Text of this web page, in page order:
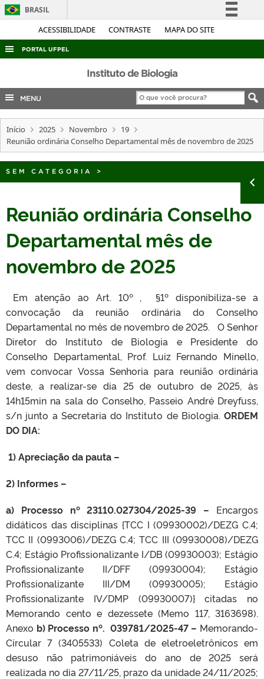
ACESSIBILIDADE CONTRASTE MAPA DO SITE
BRASIL
Simplifique!
Acesso à informação
Legislação
Canais
PORTAL UFPEL
ACESSO À INFORMAÇÃO
AUDITORIA
COBALTO
CONCURSOS
INTERNACIONAL
PORTARIAS
Instituto de Biologia
MENU
Início 2025 Novembro
19
Reunião ordinária Conselho Departamental mês de novembro de 2025
SEM CATEGORIA >
Reunião ordinária Conselho
Departamental mês de
novembro de 2025
Em atenção ao Art. 10º , §1º disponibiliza-se a
convocação da reunião ordinária do Conselho
Departamental no mês de novembro de 2025. O Senhor
Diretor do Instituto de Biologia e Presidente do
Conselho Departamental, Prof. Luiz Fernando Minello,
vem convocar Vossa Senhoria para reunião ordinária
deste, a realizar-se dia 25 de outubro de 2025, às
14h15min na sala do Conselho, Passeio André Dreyfuss,
s/n junto a Secretaria do Instituto de Biologia. ORDEM
DO DIA:
1) Apreciação da pauta –
2) Informes –
a) Processo nº 23110.027304/2025-39 – Encargos
didáticos das disciplinas {TCC I (09930002)/DEZG C.4;
TCC II (0993006)/DEZG C.4; TCC III (09930008)/DEZG
C.4; Estágio Profissionalizante I/DB (09930003); Estágio
Profissionalizante II/DFF (09930004); Estágio
Profissionalizante III/DM (09930005); Estágio
Profissionalizante IV/DMP (09930007)} citadas no
Memorando cento e dezessete (Memo 117, 3163698).
Anexo b) Processo nº. 039781/2025-47 – Memorando-
Circular 7 (3405533) Coleta de eletroeletrônicos em
desuso não patrimoniáveis do ano de 2025 será
realizada no dia 27/11/25, prazo da unidade 24/11/2025;